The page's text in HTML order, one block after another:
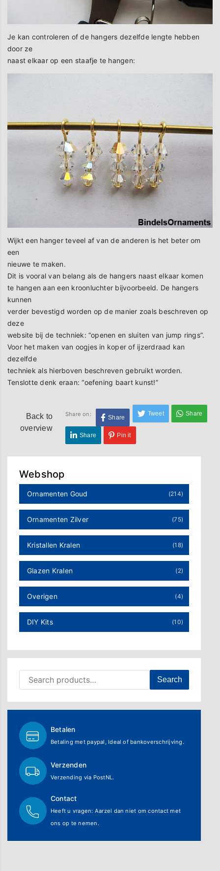
Je kan controleren of de hangers dezelfde lengte hebben
door ze
naast elkaar op een staafje te hangen:
Wijkt een hanger teveel af van de anderen is het beter om
een
nieuwe te maken.
Dit is vooral van belang als de hangers naast elkaar komen
te hangen aan een kroonluchter bijvoorbeeld. De hangers
kunnen
verder bevestigd worden op de manier zoals beschreven op
deze
website bij de techniek: “openen en sluiten van jump rings”.
Voor het maken van oogjes in koper of ijzerdraad kan
dezelfde
techniek als hierboven beschreven gebruikt worden.
Tenslotte denk eraan: “oefening baart kunst!”
Back to
overview
Share on:
Share
Tweet Share
Share Pin it
Webshop
Ornamenten Goud (214)
Ornamenten Zilver (75)
Kristallen Kralen (18)
Glazen Kralen (2)
Overigen (4)
DIY Kits (10)
Search for: Search
Betalen
Betaling met paypal, Ideal of bankoverschrijving.
Verzenden
Verzending via PostNL.
Contact
Heeft u vragen: Aarzel dan niet om contact met
ons op te nemen.